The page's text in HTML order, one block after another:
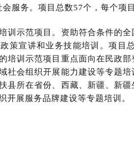
服务。项目总数57个，每个项
训示范项目。资助符合条件的
策宣讲和业务技能培训。项目
培训示范项目重点面向在民政
社会组织开展能力建设等专题
县所在省份、西藏、新疆、新
开展服务品牌建设等专题培训。